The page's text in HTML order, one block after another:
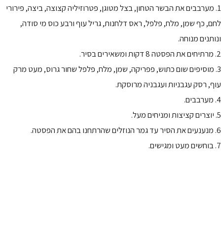
1. מערבבים את הבשר הטחון, בצל מטוגן, פטרוזיליה קצוצה, ביצה, פירורי
לחם, כף שמן, מלח, פלפל, ראס דלחנות, גריל עוף ורבע כוס מי סודה,
ונותנים מנוחה.
2. מרתיחים את הפסטה 8 דקות ומשאירים בסיר.
3. מוסיפים שום כתוש, פפריקה, שמן, מלח, פלפל שחור גרוס, מעט מרק
עוף, רסק עגבניות ועגבניה מרוסקת.
4. מערבבים.
5. יוצרים קציצות ומניחים מעל.
6. מנענעים את הסיר עד גמר הנוזלים שהרתחנו בהם את הפסטה.
7. בוחשים מעט ומגישים.